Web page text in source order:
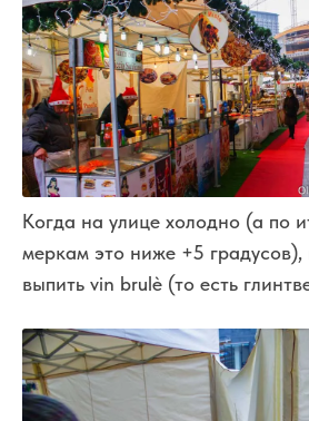
Когда на улице холодно (а по
меркам это ниже +5
выпить vin brulè (то есть